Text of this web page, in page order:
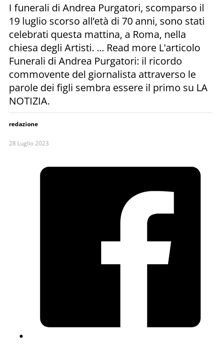
I funerali di Andrea Purgatori, scomparso il
19 luglio scorso all’età di 70 anni, sono stati
celebrati questa mattina, a Roma, nella
chiesa degli Artisti. ... Read more L'articolo
Funerali di Andrea Purgatori: il ricordo
commovente del giornalista attraverso le
parole dei figli sembra essere il primo su LA
NOTIZIA.
redazione
28 Luglio 2023